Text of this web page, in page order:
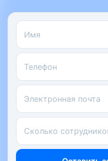
Имя
Телефон
Электронная почта
Сколько